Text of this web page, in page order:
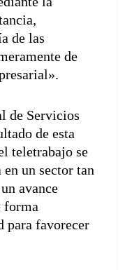
de las
de
de Servicios
de esta
teletrabajo se
un sector tan
avance
forma
para favorecer